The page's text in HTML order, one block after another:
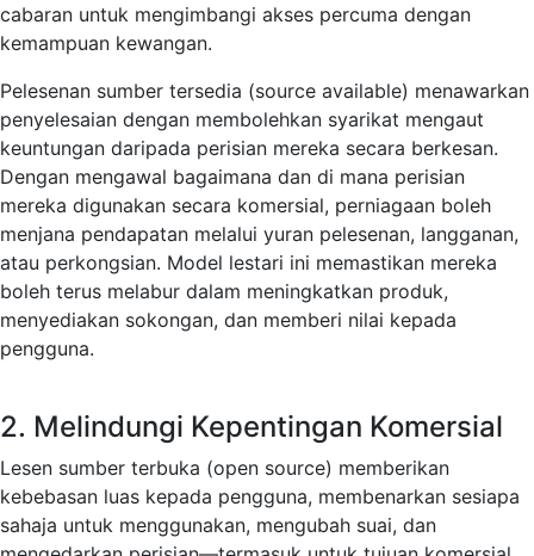
cabaran untuk mengimbangi akses percuma dengan
kemampuan kewangan.
Pelesenan sumber tersedia (source available) menawarkan
penyelesaian dengan membolehkan syarikat mengaut
keuntungan daripada perisian mereka secara berkesan.
Dengan mengawal bagaimana dan di mana perisian
mereka digunakan secara komersial, perniagaan boleh
menjana pendapatan melalui yuran pelesenan, langganan,
atau perkongsian. Model lestari ini memastikan mereka
boleh terus melabur dalam meningkatkan produk,
menyediakan sokongan, dan memberi nilai kepada
pengguna.
2. Melindungi Kepentingan Komersial
Lesen sumber terbuka (open source) memberikan
kebebasan luas kepada pengguna, membenarkan sesiapa
sahaja untuk menggunakan, mengubah suai, dan